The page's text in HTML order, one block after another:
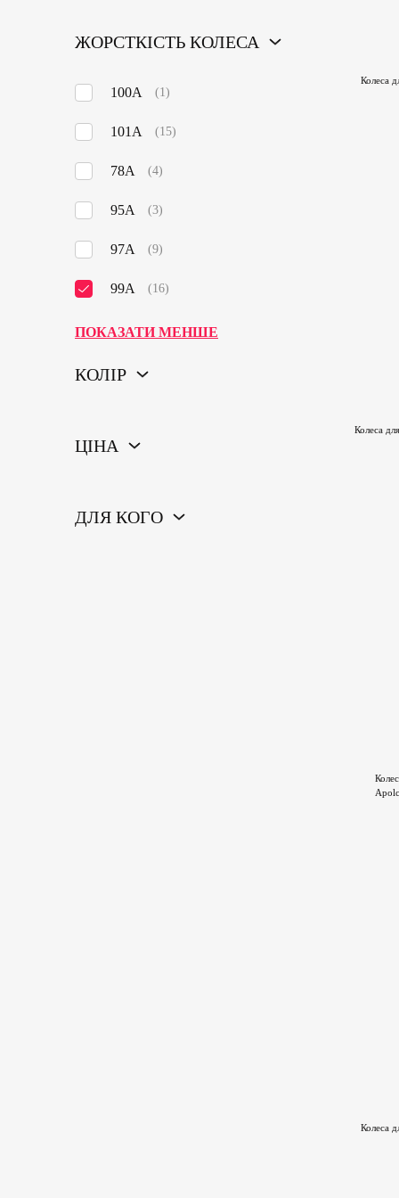
ЖОРСТКІСТЬ КОЛЕСА
100A (1 )
101А (15)
78А (4)
95А (3)
97А (9)
99А (16)
ПОКАЗАТИ МЕНШЕ
КОЛІР
ЦІНА
ДЛЯ КОГО
Колеса
Колеса
Колеса